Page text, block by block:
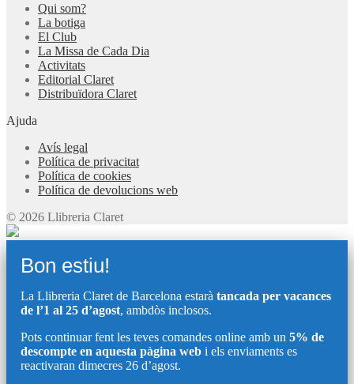
Qui som?
La botiga
El Club
La Missa de Cada Dia
Activitats
Editorial Claret
Distribuïdora Claret
Ajuda
Avís legal
Política de privacitat
Política de cookies
Política de devolucions web
© 2026 Llibreria Claret
Bon estiu!
La Llibreria Claret de Barcelona estarà tancada per vacances
de l’1 al 25 d’agost, ambdòs inclosos.
Pots continuar fent les teves comandes online amb un 5% de
descompte en aquesta pàgina web i els enviaments es
reactivaran dimecres 26 d’agost.